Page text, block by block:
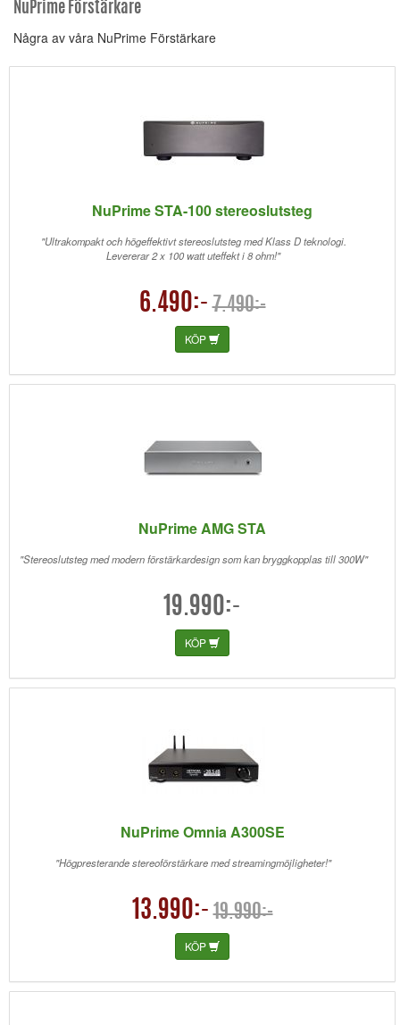
NuPrime Förstärkare
Några av våra NuPrime Förstärkare
NuPrime STA-100 stereoslutsteg
"Ultrakompakt och högeffektivt stereoslutsteg med Klass D teknologi.
Levererar 2 x 100 watt uteffekt i 8 ohm!"
6.490:- 7.490:-
KÖP
NuPrime AMG STA
"Stereoslutsteg med modern förstärkardesign som kan bryggkopplas till 300W"
19.990:-
KÖP
NuPrime Omnia A300SE
"Högpresterande stereoförstärkare med streamingmöjligheter!"
13.990:- 19.990:-
KÖP